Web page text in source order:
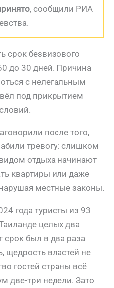
, сообщили РИА
срок безвизового
до 30 дней. Причина
с нелегальным
под прикрытием
после того,
тревогу: слишком
отдыха начинают
квартиры или даже
местные законы.
года туристы из 93
целых два
срок был в два раза
щедрость властей не
гостей страны всё
две-три недели. Зато